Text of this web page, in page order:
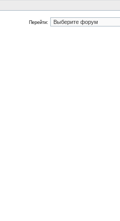
Перейти: